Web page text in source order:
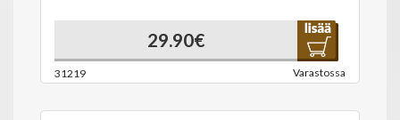
29.90€
31219 Varastossa